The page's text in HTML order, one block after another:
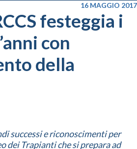
16 MAGGIO 2017
festeggia i
con
della
successi e riconoscimenti per
dei Trapianti che si prepara ad